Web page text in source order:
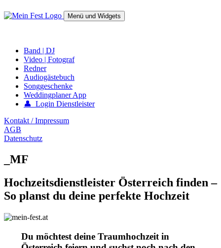
zum
Menü und Widgets
Band | DJ
Video | Fotograf
Redner
Audiogästebuch
Songgeschenke
Weddingplaner App
👤 Login Dienstleister
Kontakt / Impressum
AGB
Datenschutz
_MF
Hochzeitsdienstleister Österreich finden –
So planst du deine perfekte Hochzeit
Du möchtest deine Traumhochzeit in